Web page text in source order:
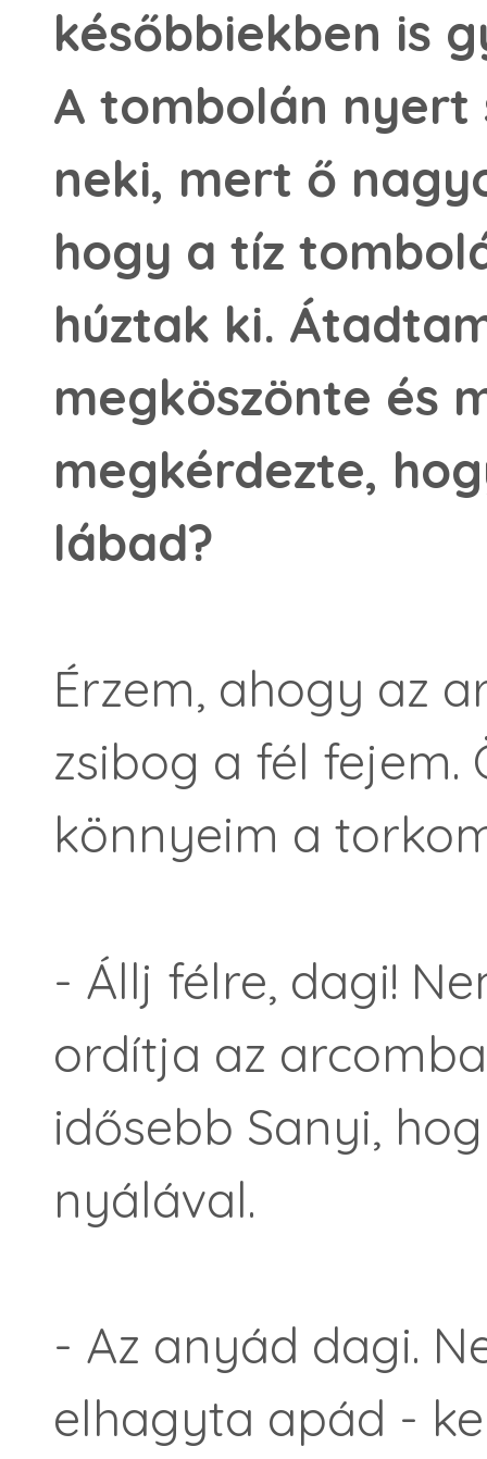
későbbiekben is
A tombolán
neki, mert ő
hogy a tíz
húztak ki.
megköszönte és
megkérdezte,
lábad?
Érzem, ahogy az
zsibog a fél fejem.
könnyeim a
- Állj félre, dagi!
ordítja az
idősebb Sanyi,
nyálával.
- Az anyád dagi.
elhagyta apád -